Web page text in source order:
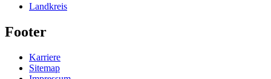
Landkreis
Footer
Karriere
Sitemap